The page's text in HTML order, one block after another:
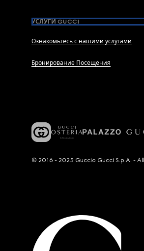
УСЛУГИ GUCCI
Ознакомьтесь с нашими услугами
Бронирование Посещения
© 2016 - 2025 Guccio Gucci S.p.A. -